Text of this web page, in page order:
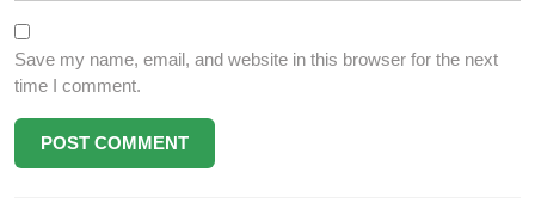
Save my name, email, and website in this browser for the next
time I comment.